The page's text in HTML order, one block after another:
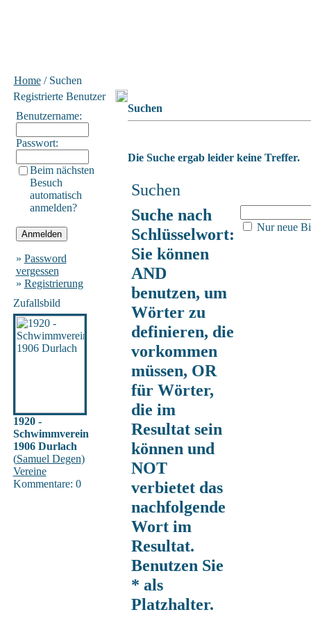
Home/ Suchen
Registrierte Benutzer
Benutzername:
Passwort:
Beim nächsten
Besuch
automatisch
anmelden?
» Password
vergessen
» Registrierung
Zufallsbild
1920 -
Schwimmverein
1906 Durlach
(Samuel Degen)
Vereine
Kommentare: 0
Suchen
Die Suche ergab leider keine Treffer.
Suchen
Suche nach
Schlüsselwort:
Sie können
AND
benutzen, um
Wörter zu
definieren, die
vorkommen
müssen, OR
für Wörter,
die im
Resultat sein
können und
NOT
verbietet das
nachfolgende
Wort im
Resultat.
Benutzen Sie
* als
Platzhalter.
Nur neue